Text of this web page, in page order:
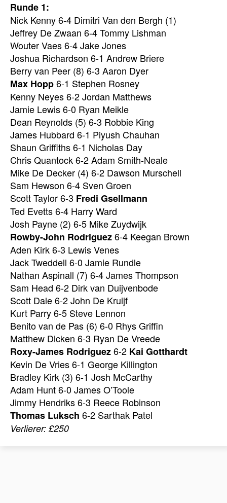
Runde 1:
Nick Kenny 6-4 Dimitri Van den Bergh (1)
Jeffrey De Zwaan 6-4 Tommy Lishman
Wouter Vaes 6-4 Jake Jones
Joshua Richardson 6-1 Andrew Briere
Berry van Peer (8) 6-3 Aaron Dyer
Max Hopp6-1 Stephen Rosney
Kenny Neyes 6-2 Jordan Matthews
Jamie Lewis 6-0 Ryan Meikle
Dean Reynolds (5) 6-3 Robbie King
James Hubbard 6-1 Piyush Chauhan
Shaun Griffiths 6-1 Nicholas Day
Chris Quantock 6-2 Adam Smith-Neale
Mike De Decker (4) 6-2 Dawson Murschell
Sam Hewson 6-4 Sven Groen
Scott Taylor 6-3 Fredi Gsellmann
Ted Evetts 6-4 Harry Ward
Josh Payne (2) 6-5 Mike Zuydwijk
Rowby-John Rodriguez6-4 Keegan Brown
Aden Kirk 6-3 Lewis Venes
Jack Tweddell 6-0 Jamie Rundle
Nathan Aspinall (7) 6-4 James Thompson
Sam Head 6-2 Dirk van Duijvenbode
Scott Dale 6-2 John De Kruijf
Kurt Parry 6-5 Steve Lennon
Benito van de Pas (6) 6-0 Rhys Griffin
Matthew Dicken 6-3 Ryan De Vreede
Roxy-James Rodriguez6-2 Kai Gotthardt
Kevin De Vries 6-1 George Killington
Bradley Kirk (3) 6-1 Josh McCarthy
Adam Hunt 6-0 James O’Toole
Jimmy Hendriks 6-3 Reece Robinson
Thomas Luksch 6-2 Sarthak Patel
Verlierer: £250